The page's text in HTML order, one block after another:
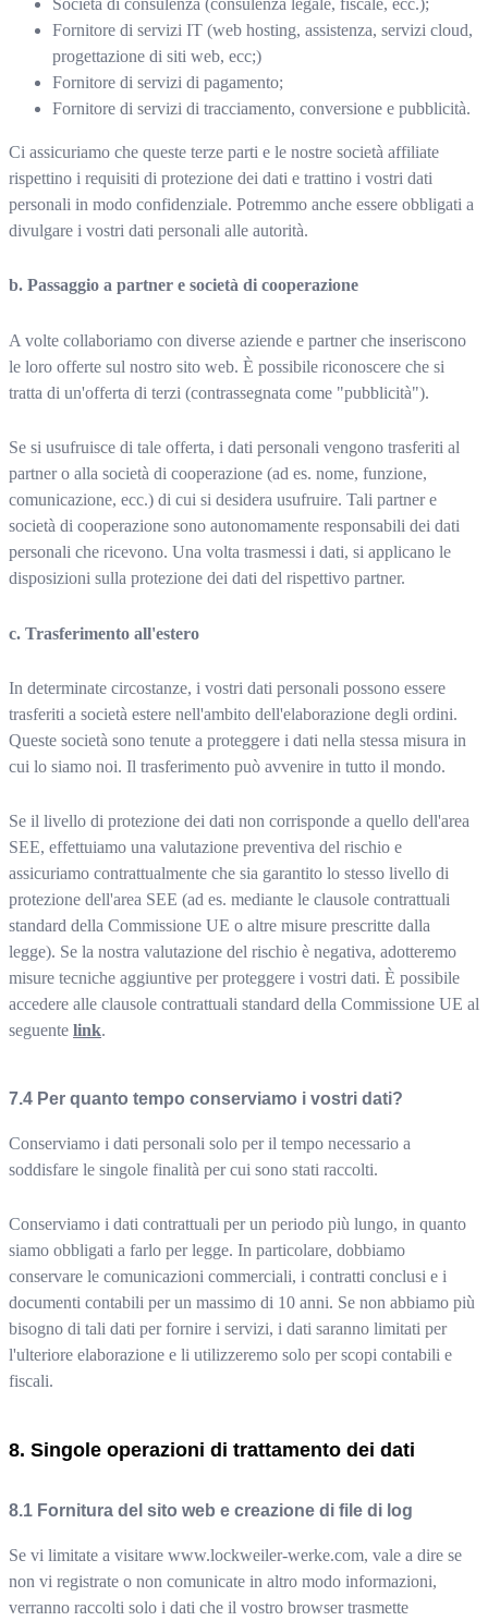
Società di consulenza (consulenza legale, fiscale, ecc.);
Fornitore di servizi IT (web hosting, assistenza, servizi cloud,
progettazione di siti web, ecc;)
Fornitore di servizi di pagamento;
Fornitore di servizi di tracciamento, conversione e pubblicità.
Ci assicuriamo che queste terze parti e le nostre società affiliate
rispettino i requisiti di protezione dei dati e trattino i vostri dati
personali in modo confidenziale. Potremmo anche essere obbligati a
divulgare i vostri dati personali alle autorità.
b. Passaggio a partner e società di cooperazione
A volte collaboriamo con diverse aziende e partner che inseriscono
le loro offerte sul nostro sito web. È possibile riconoscere che si
tratta di un'offerta di terzi (contrassegnata come "pubblicità").
Se si usufruisce di tale offerta, i dati personali vengono trasferiti al
partner o alla società di cooperazione (ad es. nome, funzione,
comunicazione, ecc.) di cui si desidera usufruire. Tali partner e
società di cooperazione sono autonomamente responsabili dei dati
personali che ricevono. Una volta trasmessi i dati, si applicano le
disposizioni sulla protezione dei dati del rispettivo partner.
c. Trasferimento all'estero
In determinate circostanze, i vostri dati personali possono essere
trasferiti a società estere nell'ambito dell'elaborazione degli ordini.
Queste società sono tenute a proteggere i dati nella stessa misura in
cui lo siamo noi. Il trasferimento può avvenire in tutto il mondo.
Se il livello di protezione dei dati non corrisponde a quello dell'area
SEE, effettuiamo una valutazione preventiva del rischio e
assicuriamo contrattualmente che sia garantito lo stesso livello di
protezione dell'area SEE (ad es. mediante le clausole contrattuali
standard della Commissione UE o altre misure prescritte dalla
legge). Se la nostra valutazione del rischio è negativa, adotteremo
misure tecniche aggiuntive per proteggere i vostri dati. È possibile
accedere alle clausole contrattuali standard della Commissione UE al
seguente link.
Per quanto tempo conserviamo i vostri dati?
Conserviamo i dati personali solo per il tempo necessario a
soddisfare le singole finalità per cui sono stati raccolti.
Conserviamo i dati contrattuali per un periodo più lungo, in quanto
siamo obbligati a farlo per legge. In particolare, dobbiamo
conservare le comunicazioni commerciali, i contratti conclusi e i
documenti contabili per un massimo di 10 anni. Se non abbiamo più
bisogno di tali dati per fornire i servizi, i dati saranno limitati per
l'ulteriore elaborazione e li utilizzeremo solo per scopi contabili e
fiscali.
Singole operazioni di trattamento dei dati
Fornitura del sito web e creazione di file di log
Se vi limitate a visitare www.lockweiler-werke.com, vale a dire se
non vi registrate o non comunicate in altro modo informazioni,
verranno raccolti solo i dati che il vostro browser trasmette